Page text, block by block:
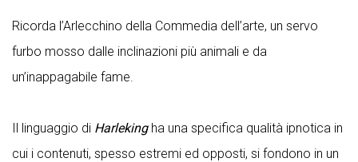
Ricorda l’Arlecchino della Commedia dell’arte, un servo
furbo mosso dalle inclinazioni più animali e da
un’inappagabile fame.
Il linguaggio di Harleking ha una specifica qualità ipnotica in
cui i contenuti, spesso estremi ed opposti, si fondono in un